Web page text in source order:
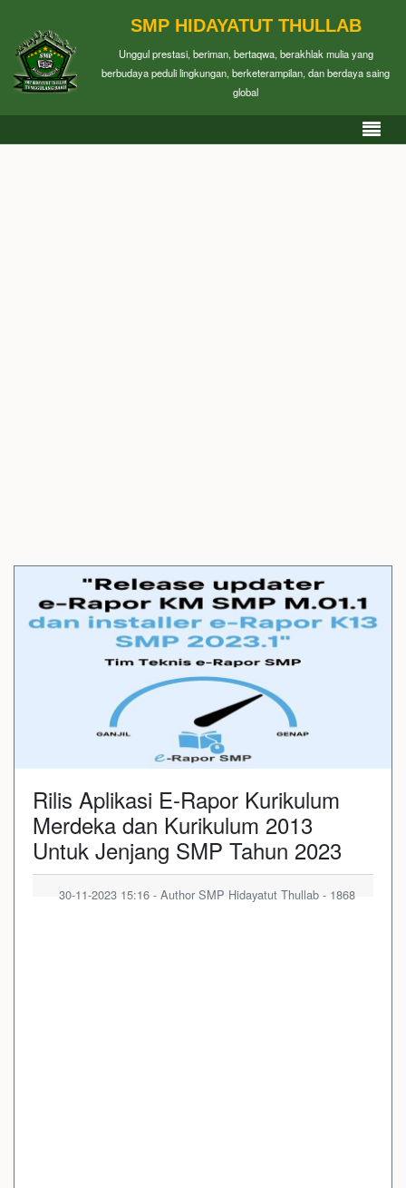
SMP HIDAYATUT THULLAB
Unggul prestasi, beriman, bertaqwa, berakhlak mulia yang
berbudaya peduli lingkungan, berketerampilan, dan berdaya saing
global
Rilis Aplikasi E-Rapor Kurikulum
Merdeka dan Kurikulum 2013
Untuk Jenjang SMP Tahun 2023
30-11-2023 15:16 - Author SMP Hidayatut Thullab - 1868